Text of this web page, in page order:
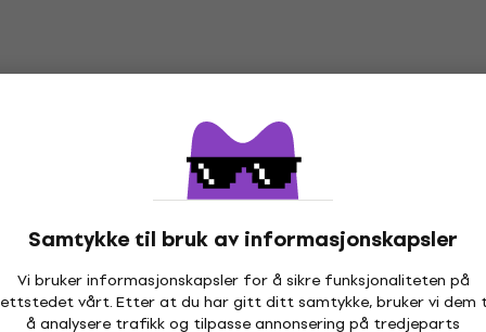
Samtykke til bruk av informasjonskapsler
Vi bruker informasjonskapsler for å sikre funksjonaliteten på
vårt. Etter at du har gitt ditt samtykke, bruker vi dem
å analysere trafikk og tilpasse annonsering på tredjeparts